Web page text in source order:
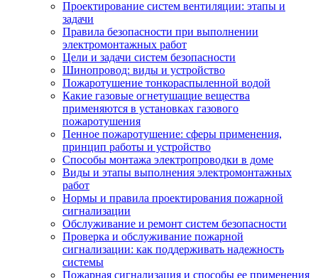
Проектирование систем вентиляции: этапы и
задачи
Правила безопасности при выполнении
электромонтажных работ
Цели и задачи систем безопасности
Шинопровод: виды и устройство
Пожаротушение тонкораспыленной водой
Какие газовые огнетушащие вещества
применяются в установках газового
пожаротушения
Пенное пожаротушение: сферы применения,
принцип работы и устройство
Способы монтажа электропроводки в доме
Виды и этапы выполнения электромонтажных
работ
Нормы и правила проектирования пожарной
сигнализации
Обслуживание и ремонт систем безопасности
Проверка и обслуживание пожарной
сигнализации: как поддерживать надежность
системы
Пожарная сигнализация и способы ее применения